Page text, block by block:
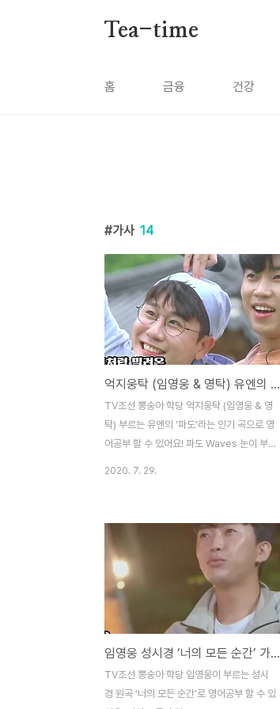
Tea-time
홈 금융 건강
가사 14
억지웅탁 (임영웅 & 영탁) 유엔의 ‘파도’ 가사, 뽕숭아 학당 [인기곡 영어로]
TV조선 뽕숭아 학당 억지웅탁 (임영웅 & 영
탁) 부르는 유엔의 ‘파도’라는 인기 곡으로 영
어공부 할 수 있어요! 파도 Waves 눈이 부시
들 / The memories you and I made
left on the white sand 파도가 떠나도 내
겐 지워지지 않는 걸 / The waves don’t
wash them away 너를 보내고 나 또다시
찾은 바닷가 / I went to the beach again
after I let you go 하지만 이제 내 곁에 다
른 사람 있는 걸 / But..
2020. 7. 29.
임영웅 성시경 ‘너의 모든 순간’ 가사, 뽕숭아 학당 캠핑낭만~ [인기곡 영어로]
TV조선 뽕숭아 학당 임영웅이 부르는 성시
경 원곡 ‘너의 모든 순간’로 영어공부 할 수 있